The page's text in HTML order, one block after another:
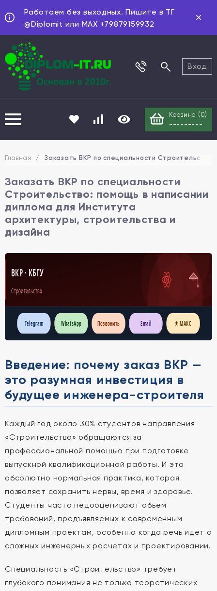
Работаем без выходных. Пишите в ТГ
@Diplomit или MAX +79879159932
Вход
Корзина ( 0)
---------
Главная / Заказать ВКР по специальности
Заказать ВКР по специальности
Строительство: помощь в написании
диплома для Института
архитектуры, строительства и
дизайна
ВКР · КБГУ
Строительство
Telegram WhatsApp Позвонить Email ★ МАКС
Введение: почему заказ ВКР —
это разумная инвестиция в
будущее инженера-строителя
Каждый год около 30% студентов направления
«Строительство» обращаются за
профессиональной помощью при подготовке
выпускной квалификационной работы. И это
абсолютно нормальная практика, которая
позволяет сохранить нервы, время и здоровье.
Студенты часто недооценивают объем
требований, предъявляемых к современным
дипломным проектам, особенно когда речь идет о
сложных инженерных расчетах и проектировании.
Специальность «Строительство» требует
глубокого понимания не только теоретических